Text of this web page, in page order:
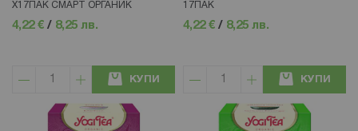
X17ПАК СМАРТ ОРГАНИК
4,22 € / 8,25 лв.
КУПИ
17ПАК
4,22 € / 8,25 лв.
КУПИ